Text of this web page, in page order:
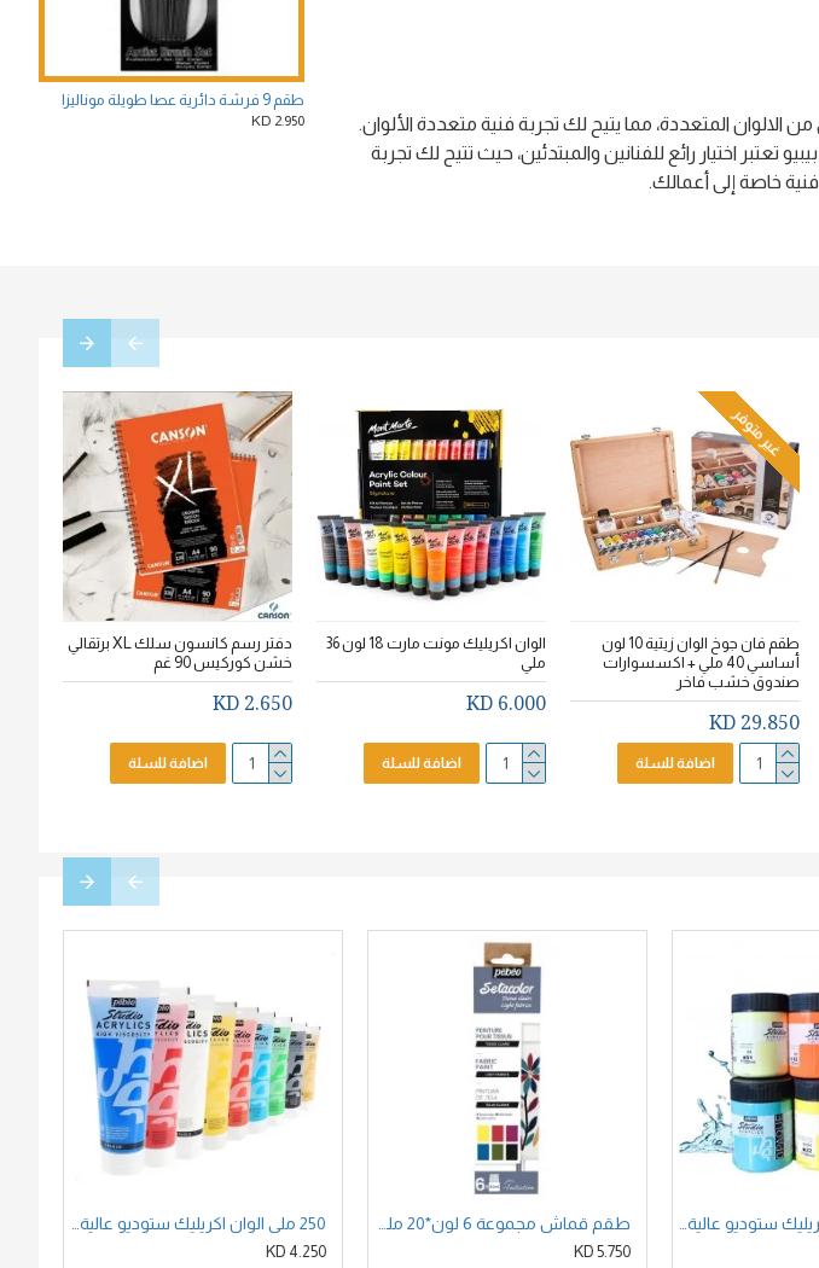
مع قنينة الوان اكريليك 500 ملي من بيبيو. هذه القنينة الرائعة تحتوي على 500 مللي من الالوان المتعددة، مما يتيح لك تجربة فنية متعددة الألوان.
تعتبر اختيار رائع للفنانين والمبتدئين، حيث تتيح لك تجربة
طقم 9 فرشة دائرية عصا طويلة موناليزا
2.950 KD
غير متوفر
طقم فان جوخ الوان زيتية 10 لون
أساسي 40 ملي + اكسسوارات
صندوق خشب فاخر
29.850 KD
اضافة للسلة
الوان اكريليك مونت مارت 18 لون 36
ملي
6.000 KD
اضافة للسلة
دفتر رسم كانسون سلك XL برتقالي
خشن كوركيس 90 غم
2.650 KD
اضافة للسلة
5.750 KD
4.250 KD